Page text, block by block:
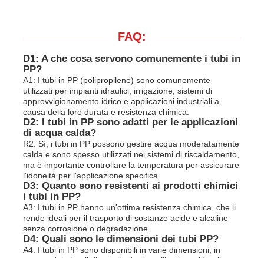
FAQ:
D1: A che cosa servono comunemente i tubi in
PP?
A1: I tubi in PP (polipropilene) sono comunemente
utilizzati per impianti idraulici, irrigazione, sistemi di
approvvigionamento idrico e applicazioni industriali a
causa della loro durata e resistenza chimica.
D2: I tubi in PP sono adatti per le applicazioni
di acqua calda?
R2: Sì, i tubi in PP possono gestire acqua moderatamente
calda e sono spesso utilizzati nei sistemi di riscaldamento,
ma è importante controllare la temperatura per assicurare
l'idoneità per l'applicazione specifica.
D3: Quanto sono resistenti ai prodotti chimici
i tubi in PP?
A3: I tubi in PP hanno un'ottima resistenza chimica, che li
rende ideali per il trasporto di sostanze acide e alcaline
senza corrosione o degradazione.
D4: Quali sono le dimensioni dei tubi PP?
A4: I tubi in PP sono disponibili in varie dimensioni, in